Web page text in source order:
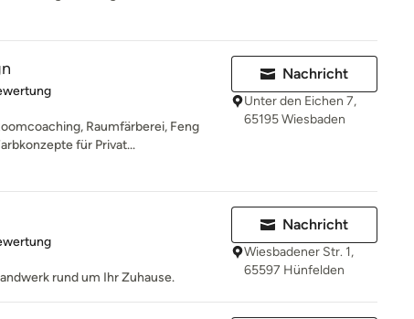
5 von 5 Sternen
Raumfärberei, Feng
für Privat...
Nachricht
Unter den Eichen 7,
65195 Wiesbaden
5 von 5 Sternen
rund um Ihr Zuhause.
Nachricht
Wiesbadener Str. 1,
65597 Hünfelden